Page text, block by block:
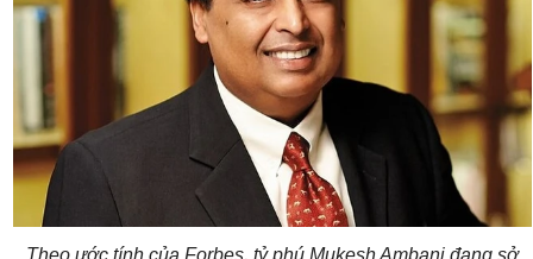
Theo ước tính của Forbes, tỷ phú Mukesh Ambani đang sở